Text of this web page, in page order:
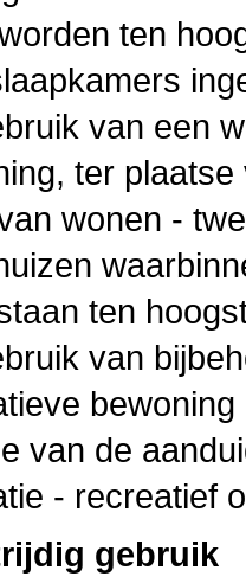
ten
van een
ter
wonen -
ten
van
van de
- recreatief
gebruik